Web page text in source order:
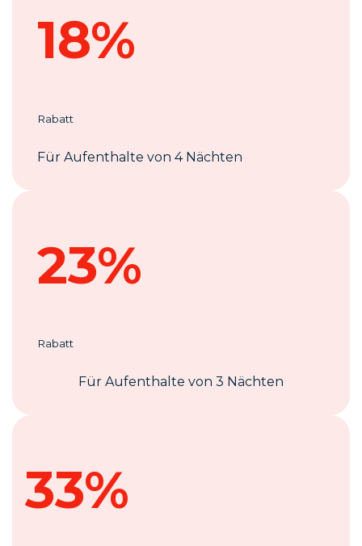
18%
Rabatt
Für Aufenthalte von 4 Nächten
23%
Rabatt
Für Aufenthalte von 3 Nächten
33%